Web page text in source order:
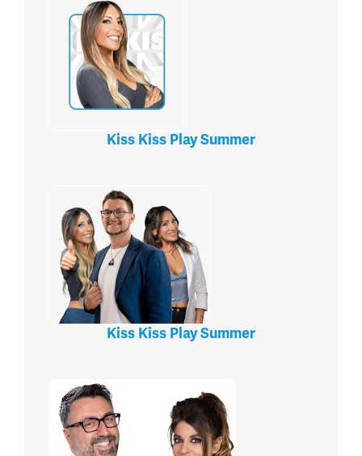
Kiss Kiss Play Summer
Kiss Kiss Play Summer